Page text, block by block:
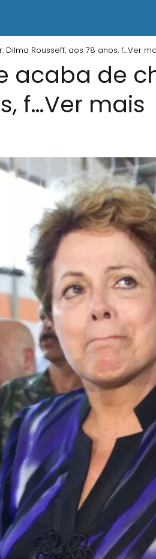
Dilma Rousseff, aos 78 anos, f…Ver
acaba de
f…Ver mais